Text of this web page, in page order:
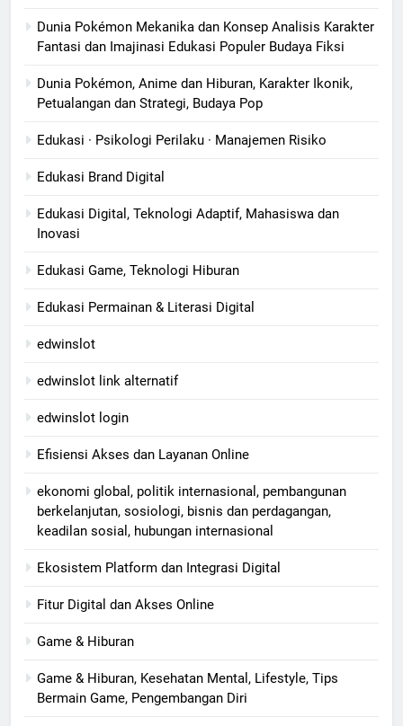
Dunia Pokémon Mekanika dan Konsep Analisis Karakter
Fantasi dan Imajinasi Edukasi Populer Budaya Fiksi
Dunia Pokémon, Anime dan Hiburan, Karakter Ikonik,
Petualangan dan Strategi, Budaya Pop
Edukasi · Psikologi Perilaku · Manajemen Risiko
Edukasi Brand Digital
Edukasi Digital, Teknologi Adaptif, Mahasiswa dan
Inovasi
Edukasi Game, Teknologi Hiburan
Edukasi Permainan & Literasi Digital
edwinslot
edwinslot link alternatif
edwinslot login
Efisiensi Akses dan Layanan Online
ekonomi global, politik internasional, pembangunan
berkelanjutan, sosiologi, bisnis dan perdagangan,
keadilan sosial, hubungan internasional
Ekosistem Platform dan Integrasi Digital
Fitur Digital dan Akses Online
Game & Hiburan
Game & Hiburan, Kesehatan Mental, Lifestyle, Tips
Bermain Game, Pengembangan Diri